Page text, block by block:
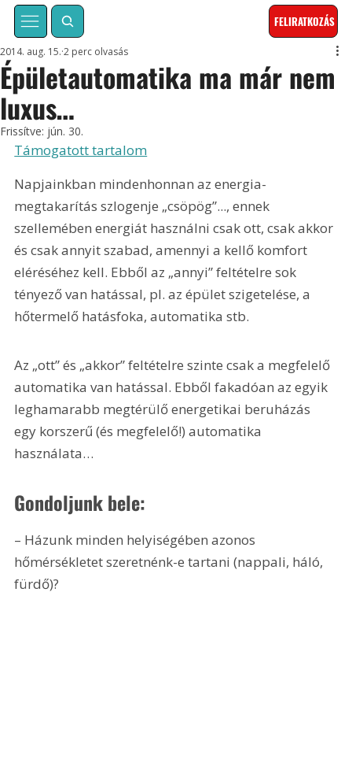
FELIRATKOZÁS
Épületautomatika ma már nem
luxus…
2014. aug. 15. 2 perc olvasás
Frissítve: jún. 30.
Támogatott tartalom
Napjainkban mindenhonnan az energia-
megtakarítás szlogenje „csöpög”..., ennek
szellemében energiát használni csak ott, csak akkor
és csak annyit szabad, amennyi a kellő komfort
eléréséhez kell. Ebből az „annyi” feltételre sok
tényező van hatással, pl. az épület szigetelése, a
hőtermelő hatásfoka, automatika stb.
Az „ott” és „akkor” feltételre szinte csak a megfelelő
automatika van hatással. Ebből fakadóan az egyik
leghamarabb megtérülő energetikai beruházás
egy korszerű (és megfelelő!) automatika
használata…
Gondoljunk bele:
– Házunk minden helyiségében azonos
hőmérsékletet szeretnénk-e tartani (nappali, háló,
fürdő)?